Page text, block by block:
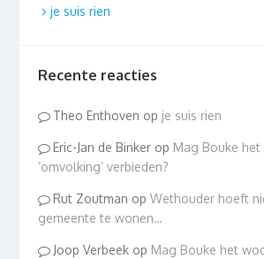
je suis rien
Recente reacties
Theo Enthoven op je suis rien
Eric-Jan de Binker op Mag Bouke
‘omvolking’ verbieden?
Rut Zoutman opWethouder hoeft
gemeente te wonen…
Joop Verbeek op Mag Bouke het